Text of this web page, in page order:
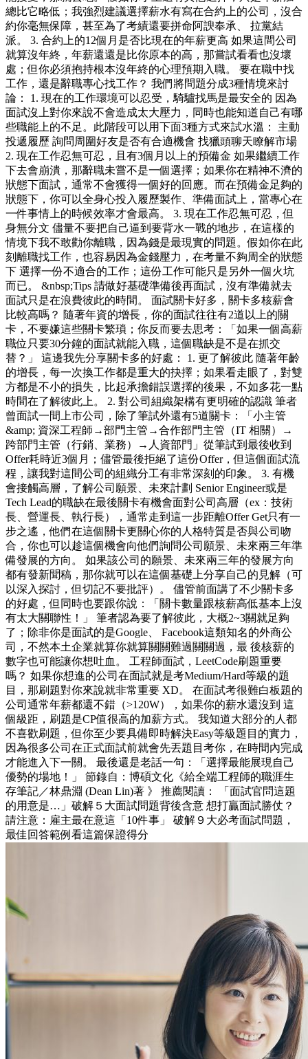
總比它略低；我強烈建議選擇薪水有寫在合約上的公司，沒合
約你毫無保障，甚至為了考績還要拼命阿諛奉承、 拉黨結
派。 3. 合約上的12個月是否比現在的年薪更高 如果這間公司
就算沒年終，年薪還還是比你原本的高，那嘗試看看也沒壞
處；但你必須抱持根本沒年終的心理預期入職。 要在職中找
工作，還是辭職專心找工作？ 我們將問題分成3種情境來討
論： 1. 現在的工作環境可以忍受，騎驢找馬是最安全的 因為
面試沒上對你來說不會造成太大壓力，同時也能知道自己有哪
些職能上的不足。此階段可以用下面3種方式來試水溫： 主動
投遞履歷 詢問周圍好友是否有合適機會 找獵頭聊天瞭解市場
2. 現在工作忍無可忍，且有3個月以上的預備金 如果繼續工作
下去會崩潰，那辭職未嘗不是一個選擇；如果你在精神不濟的
狀態下面試，通常不會獲得一個好的回應。而在預備金足夠的
狀態下，你可以全身心投入履歷製作、準備面試上，當專心在
一件事情上的時候效率才會最高。 3. 現在工作忍無可忍，但
身無分文 儘量不要把自己逼到要背水一戰的地步，在這樣的
情境下我不敢勸你離職，因為錢是最現實的問題。假如你在此
刻離職找工作，也容易因為金錢壓力，在考量不夠周全的狀態
下 選擇一份不適合的工作；這份工作可能只是另外一個火坑
而已。 &nbsp;Tips 請做好基礎準備後再面試，沒有準備就去
面試只是在浪費彼此的時間。 面試關卡好多，關卡多核薪會
比較高嗎？ 隨著年資的增長，你的面試往往有2道以上的關
卡，不要嫌這些關卡繁瑣；你反而要去思考：「如果一個高薪
職位只要30分鐘的面試就能入職，這個職缺是不是在抓交
替？」 這邊我先分享關卡多的好處： 1. 更了解彼此 隨著年齡
的增長，每一次換工作都是重大的抉擇；如果看走眼了，對雙
方都是不小的損失，比起承擔錯誤選擇的後果，不如多花一點
時間在了解彼此上。 2. 對公司組織架構有更明確的認識 筆者
曾面試一間上市公司，除了筆試外還有5道關卡：「小主管
&amp; 資深工程師→部門主管→合作部門主管（IT 相關）→
跨部門主管（行銷、業務）→人資部門」從筆試到最後收到
Offer耗時近3個月；儘管最後拒絕了這份Offer，但這個面試流
程，讓我對這間公司的組織分工有非常深刻的印象。 3. 有機
會接觸高層，了解公司願景、未來計劃 Senior Engineer或是
Tech Lead的職缺在最後關卡有機會面對公司高層（ex：技術
長、營運長、執行長），通常走到這一步距離Offer Get只有一
步之遙，他們在這個關卡更關心你的人格特質是否與公司吻
合，你也可以趁這個機會向他們詢問公司願景、未來兩三年準
備發展的方向。 如果該公司的願景、未來兩三年的發展方向
都有發新聞稿，那你就可以在這個基礎上分享自己的見解（可
以深入探討，但切記不要批評）。 儘管前面講了不少關卡多
的好處，但同時也要跟你說：「關卡數量跟核薪高低基本上沒
有太大關聯性！」 筆者認為要了解彼此，大概2~3關就足夠
了；除非你是面試的是Google、 Facebook這類知名的外商公
司，不然本土企業就算你就算關關難過關關過，最 後核薪的
數字也可能讓你想吐血。 工程師面試，LeetCode刷題重要
嗎？ 如果你想進的公司在面試就是考Medium/Hard等級的題
目，那刷題對你來說就非常重要 XD。 在面試考很難白板題的
公司通常年薪都還不錯（>120W），如果你的薪水還沒到 這
個級距，刷題是CP值很高的加薪方式。 我知道大部分的人都
不喜歡刷題，但你至少要具備即時解決Easy等級題目的實力，
因為很多公司在正式面試前就會先丟題目考你，在時間內完成
才能進入下一關。 最後還是老話一句：「選擇最能展現自己
優勢的場地！」 節錄自：博碩文化《給全端工程師的職涯生
存筆記／林鼎淵 (Dean Lin)著 》 推薦閱讀： 「面試官問這題
的用意是…」破解５大面試問題背後含意 想打贏面試勝仗？
請注意：雇主最在意這「10件事」 破解９大必考面試問題，
最佳回答範例看這篇保證得分